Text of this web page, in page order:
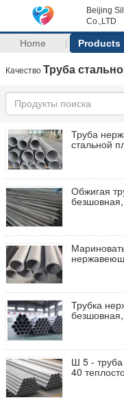
Beijing
Co.,LTD
Home Products
Качество Труба
Труба
стальной
Обжигая
Трубка
Ш 5 -
40